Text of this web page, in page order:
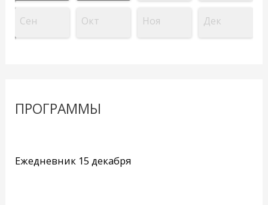
Сен Окт Ноя Дек
ПРОГРАММЫ
Ежедневник 15 декабря